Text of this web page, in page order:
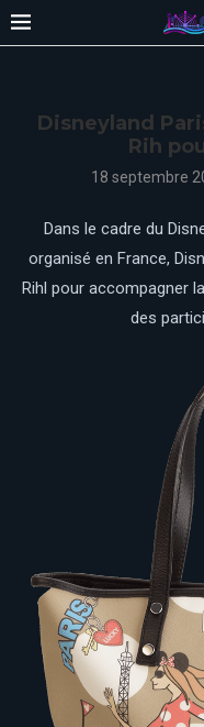
Disneyland
Rih
18 septembre
Dans le cadre du
organisé en France,
Rihl pour accompagner
des